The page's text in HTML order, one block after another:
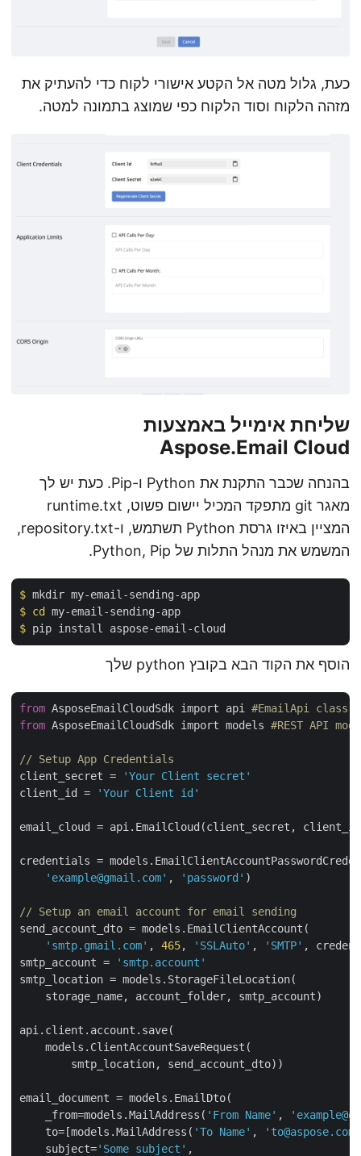
כעת, גלול מטה אל הקטע אישורי לקוח כדי להעתיק את
מזהה הלקוח וסוד הלקוח כפי שמוצג בתמונה למטה.
שליחת אימייל באמצעות
Aspose.Email Cloud
בהנחה שכבר התקנת את Python ו-Pip. כעת יש לך
מאגר git מתפקד המכיל יישום פשוט, runtime.txt
המציין באיזו גרסת Python תשתמש, ו-repository.txt,
המשמש את מנהל התלות של Python, Pip.
$ mkdir my-email-sending-app
$ cd my-email-sending-app
$ pip install aspose-email-cloud
הוסף את הקוד הבא בקובץ python שלך
from AsposeEmailCloudSdk import api #EmailApi
from AsposeEmailCloudSdk import models #REST API
// Setup App Credentials
client_secret = 'Your Client secret'
client_id = 'Your Client id'
email_cloud = api.EmailCloud(client_secret,
credentials =
'example@gmail.com'
, 'password'
// Setup an email account for email sending
send_account_dto = models.EmailClientAccount(
'smtp.gmail.com'
, 465 , 'SSLAuto' , 'SMTP'
,
smtp_account = 'smtp.account'
smtp_location = models.StorageFileLocation(
    storage_name, account_folder, smtp_account)
api.client.account.save(
    models.ClientAccountSaveRequest(
        smtp_location, send_account_dto))
email_document = models.EmailDto(
    _from=models.MailAddress(
'From Name' ,
    to=[models.MailAddress(
'To Name' ,
    subject=
'Some subject'